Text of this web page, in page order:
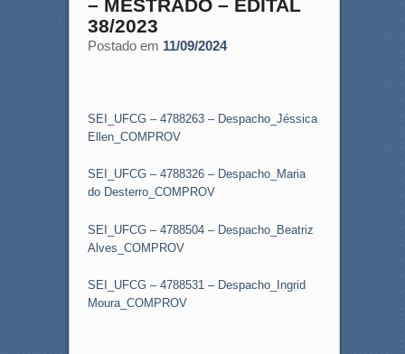
– MESTRADO – EDITAL
38/2023
Postado em 11/09/2024
SEI_UFCG – 4788263 – Despacho_Jéssica
Ellen_COMPROV
SEI_UFCG – 4788326 – Despacho_Maria
do Desterro_COMPROV
SEI_UFCG – 4788504 – Despacho_Beatriz
Alves_COMPROV
SEI_UFCG – 4788531 – Despacho_Ingrid
Moura_COMPROV